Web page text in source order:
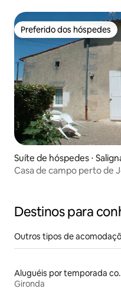
Preferido dos hóspedes
Preferido dos hóspedes
Suíte de hóspedes ⋅
Casa de campo perto de
Destinos para
Outros tipos de
Aluguéis
Gironda